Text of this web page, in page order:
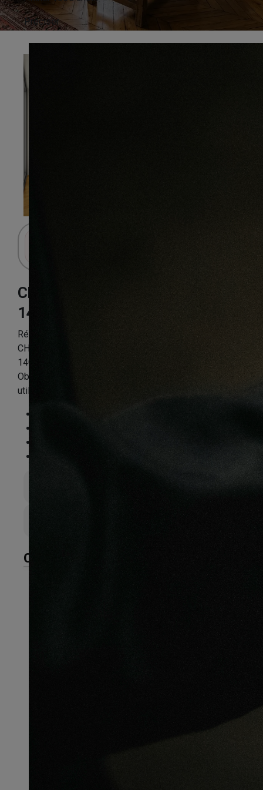
Préciser
Chêne miel
140X20.4X1600mm
Référence:
CHENE MASSIF HUILE BROSSE RUSTIQUE MIEL PURE
140×20.4 x 1600-2000mm Certifié FSC 100 %
Obligatoire : Application d’huile-cire dès la 1ère
utilisation
CARACTÉRISTIQUES